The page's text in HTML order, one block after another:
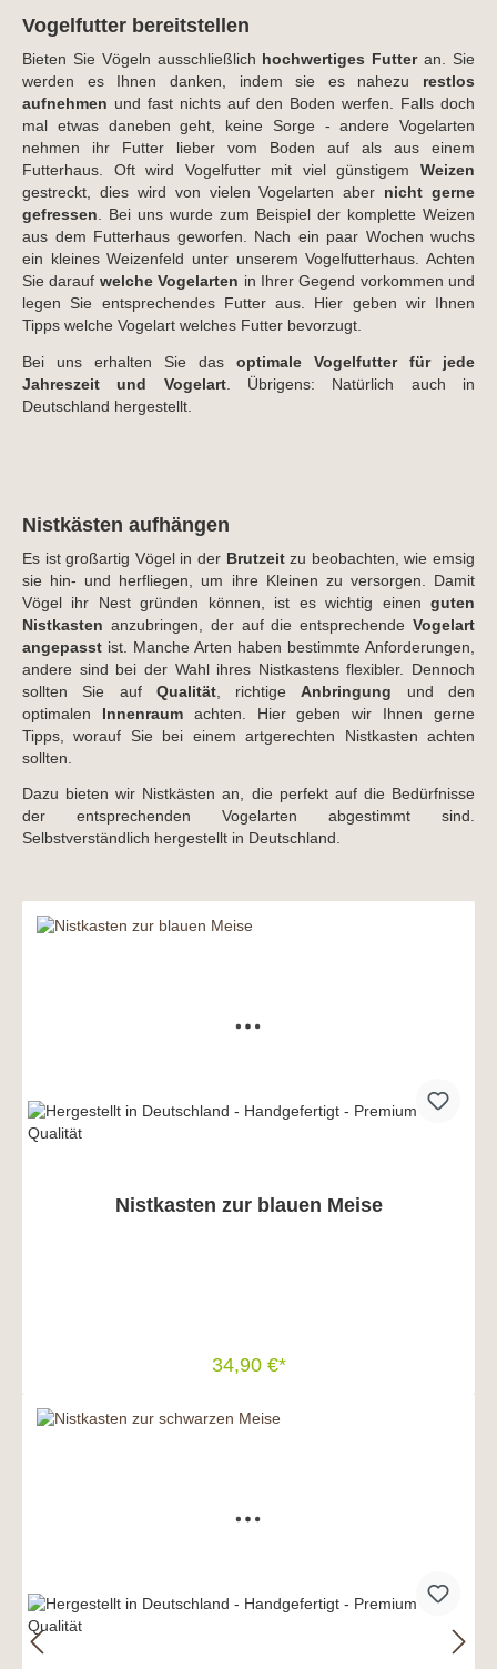
Vogelfutter bereitstellen
Bieten Sie Vögeln ausschließlich hochwertiges Futteran. Sie
werden es Ihnen danken, indem sie es nahezu restlos
aufnehmen und fast nichts auf den Boden werfen. Falls doch
mal etwas daneben geht, keine Sorge - andere Vogelarten
nehmen ihr Futter lieber vom Boden auf als aus einem
Futterhaus. Oft wird Vogelfutter mit viel günstigem Weizen
gestreckt, dies wird von vielen Vogelarten aber nicht gerne
gefressen. Bei uns wurde zum Beispiel der komplette Weizen
aus dem Futterhaus geworfen. Nach ein paar Wochen wuchs
ein kleines Weizenfeld unter unserem Vogelfutterhaus. Achten
Sie darauf welche Vogelarten in Ihrer Gegend vorkommen und
legen Sie entsprechendes Futter aus. Hier geben wir Ihnen
Tipps welche Vogelart welches Futter bevorzugt.
Bei uns erhalten Sie das optimale Vogelfutter für jede
Jahreszeit und Vogelart. Übrigens: Natürlich auch in
Deutschland hergestellt.
Nistkästen aufhängen
Es ist großartig Vögel in der Brutzeitzu beobachten, wie emsig
sie hin- und herfliegen, um ihre Kleinen zu versorgen. Damit
Vögel ihr Nest gründen können, ist es wichtig einen guten
Nistkasten anzubringen, der auf die entsprechende Vogelart
angepasst ist. Manche Arten haben bestimmte Anforderungen,
andere sind bei der Wahl ihres Nistkastens flexibler. Dennoch
sollten Sie auf Qualität, richtigeAnbringung und den
optimalen Innenraumachten. Hier geben wir Ihnen gerne
Tipps, worauf Sie bei einem artgerechten Nistkasten achten
sollten.
Dazu bieten wir Nistkästen an, die perfekt auf die Bedürfnisse
der entsprechenden Vogelarten abgestimmt sind.
Selbstverständlich hergestellt in Deutschland.
Nistkasten zur blauen Meise
34,90 €*
In den Warenkorb